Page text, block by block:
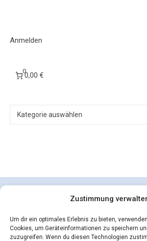
Zustimmung
Um dir ein optimales Erlebnis zu bieten,
Cookies, um Geräteinformationen zu speichern
zuzugreifen. Wenn du diesen Technologien
Anmelden
00,00 €
Kategorie auswählen